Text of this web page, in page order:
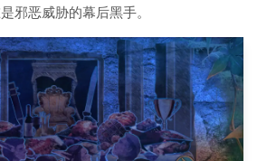
邪恶威胁的幕后黑手。